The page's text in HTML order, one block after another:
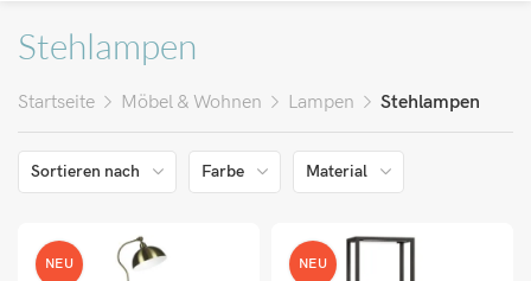
Stehlampen
Startseite Möbel & Wohnen Lampen Stehlampen
Sortieren nach Farbe Material
NEU NEU